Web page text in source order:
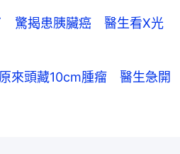
驚揭患胰臟癌 醫生看X光
來頭藏10cm腫瘤 醫生急開